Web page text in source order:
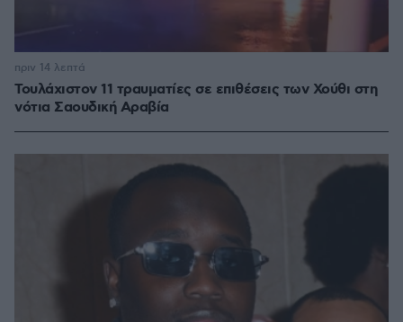
Τουλάχιστον 11 τραυματίες σε επιθέσεις των Χούθι στη
νότια Σαουδική Αραβία
πριν 14 λεπτά